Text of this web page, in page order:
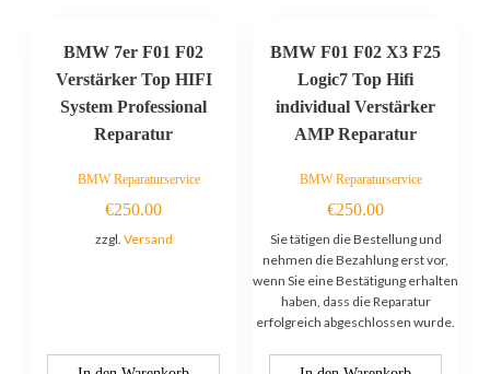
BMW 7er F01 F02
Verstärker Top HIFI
System Professional
Reparatur
BMW Reparaturservice
€250.00
zzgl. Versand
BMW F01 F02 X3 F25
Logic7 Top Hifi
individual Verstärker
AMP Reparatur
BMW Reparaturservice
€250.00
Sie tätigen die Bestellung und
nehmen die Bezahlung erst vor,
wenn Sie eine Bestätigung erhalten
haben, dass die Reparatur
erfolgreich abgeschlossen wurde.